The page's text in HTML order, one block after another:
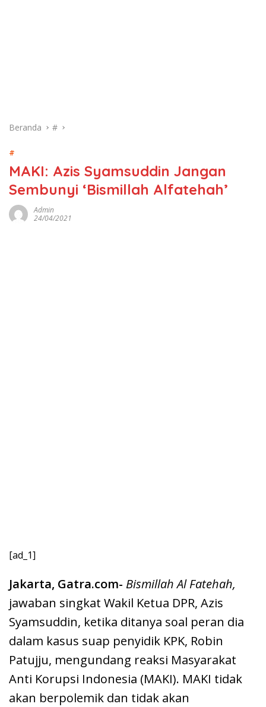
Beranda #
#
MAKI: Azis Syamsuddin Jangan
Sembunyi ‘Bismillah Alfatehah’
Admin
24/04/2021
[ad_1]
Jakarta, Gatra.com- Bismillah Al Fatehah,
jawaban singkat Wakil Ketua DPR, Azis
Syamsuddin, ketika ditanya soal peran dia
dalam kasus suap penyidik KPK, Robin
Patujju, mengundang reaksi Masyarakat
Anti Korupsi Indonesia (MAKI). MAKI tidak
akan berpolemik dan tidak akan